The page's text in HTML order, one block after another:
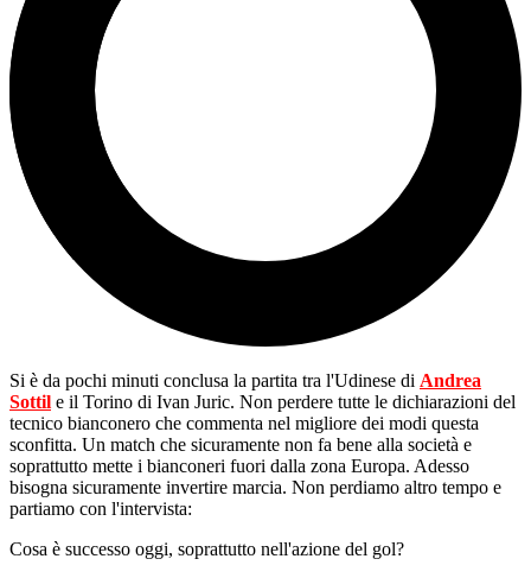
Si è da pochi minuti conclusa la partita tra l'Udinese di Andrea
Sottil e il Torino di Ivan Juric. Non perdere tutte le dichiarazioni del
tecnico bianconero che commenta nel migliore dei modi questa
sconfitta. Un match che sicuramente non fa bene alla società e
soprattutto mette i bianconeri fuori dalla zona Europa. Adesso
bisogna sicuramente invertire marcia. Non perdiamo altro tempo e
partiamo con l'intervista:
Cosa è successo oggi, soprattutto nell'azione del gol?